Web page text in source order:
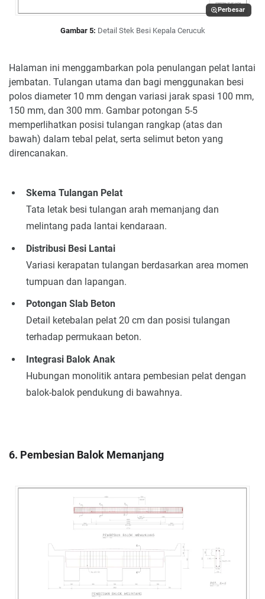
Perbesar
Gambar 5: Detail Stek Besi Kepala Cerucuk
Halaman ini menggambarkan pola penulangan pelat lantai
jembatan. Tulangan utama dan bagi menggunakan besi
polos diameter 10 mm dengan variasi jarak spasi 100 mm,
150 mm, dan 300 mm. Gambar potongan 5-5
memperlihatkan posisi tulangan rangkap (atas dan
bawah) dalam tebal pelat, serta selimut beton yang
direncanakan.
Skema Tulangan Pelat
Tata letak besi tulangan arah memanjang dan
melintang pada lantai kendaraan.
Distribusi Besi Lantai
Variasi kerapatan tulangan berdasarkan area momen
tumpuan dan lapangan.
Potongan Slab Beton
Detail ketebalan pelat 20 cm dan posisi tulangan
terhadap permukaan beton.
Integrasi Balok Anak
Hubungan monolitik antara pembesian pelat dengan
balok-balok pendukung di bawahnya.
6. Pembesian Balok Memanjang